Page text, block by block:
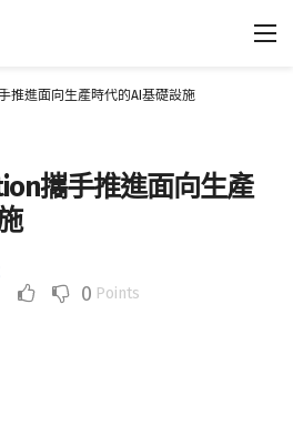
推進面向生產時代的AI基礎設施
攜手推進面向生產
0 Points